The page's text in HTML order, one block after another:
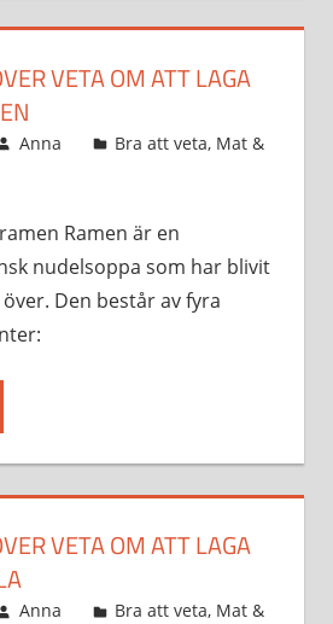
VETA OM ATT LAGA
Anna Bra att veta, Mat &
Ramen är en
nudelsoppa som har blivit
Den består av fyra
VETA OM ATT LAGA
Anna Bra att veta, Mat &